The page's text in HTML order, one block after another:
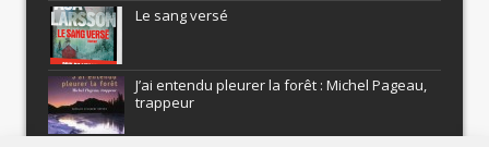
Le sang versé
J’ai entendu pleurer la forêt : Michel Pageau,
trappeur